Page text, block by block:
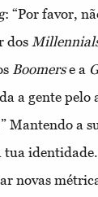
: “Por favor,
dos
Boomerse a
a gente pelo
Mantendo a
tua
novas